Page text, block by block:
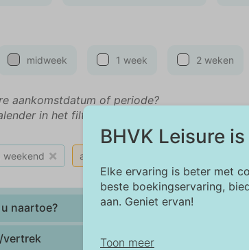
BHVK Leisure
Elke ervaring is beter met
beste boekingservaring,
aan. Geniet ervan!
Toon meer
midweek 1 week 2 weken
aankomstdatum of periode?
in het filtermenu.
weekend × alles wissen
naartoe?
vertrek